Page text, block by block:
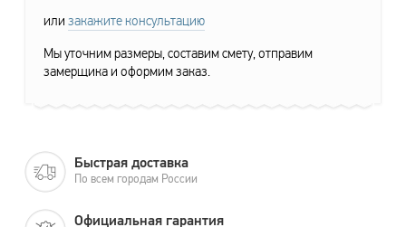
или закажите консультацию
Мы уточним размеры, составим смету, отправим
замерщика и оформим заказ.
Быстрая доставка
По всем городам России
Официальная гарантия